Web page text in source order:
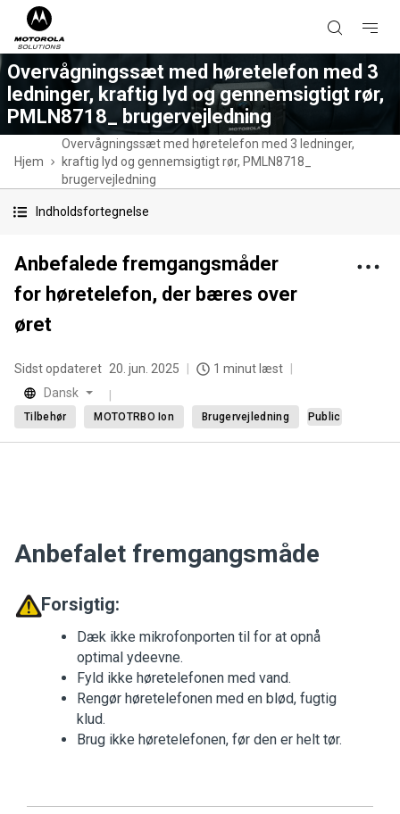
Overvågningssæt med høretelefon med 3
ledninger, kraftig lyd og gennemsigtigt rør,
PMLN8718_ brugervejledning
Hjem
Overvågningssæt med høretelefon med 3 ledninger,
kraftig lyd og gennemsigtigt rør, PMLN8718_
brugervejledning
Indholdsfortegnelse
Anbefalede fremgangsmåder
for høretelefon, der bæres over
øret
Sidst opdateret 20. jun. 2025
1 minut læst
Dansk
Tilbehør MOTOTRBO Ion Brugervejledning Public
Anbefalet fremgangsmåde
Forsigtig:
Dæk ikke mikrofonporten til for at opnå
optimal ydeevne.
Fyld ikke høretelefonen med vand.
Rengør høretelefonen med en blød, fugtig
klud.
Brug ikke høretelefonen, før den er helt tør.